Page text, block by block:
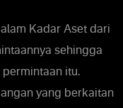
Kadar Aset dari
sehingga
itu.
yang berkaitan